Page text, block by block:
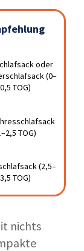
oder
(0–0,5 TOG)
TOG)
TOG)
oder
(0–
0,5 TOG)
TOG)
(2,5–
3,5 TOG)
nichts